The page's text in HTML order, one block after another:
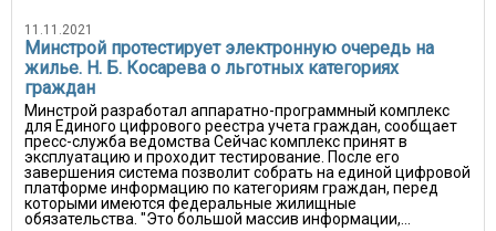
11.11.2021
Минстрой протестирует электронную очередь на
жилье. Н. Б. Косарева о льготных категориях
граждан
Минстрой разработал аппаратно-программный комплекс
для Единого цифрового реестра учета граждан, сообщает
пресс-служба ведомства Сейчас комплекс принят в
эксплуатацию и проходит тестирование. После его
завершения система позволит собрать на единой цифровой
платформе информацию по категориям граждан, перед
которыми имеются федеральные жилищные
обязательства. "Это большой массив информации,...